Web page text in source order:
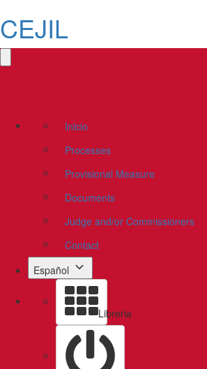
CEJIL
Inicio
Processes
Provisional Measure
Documents
Judge and/or Commissioners
Contact
Español
Libreria